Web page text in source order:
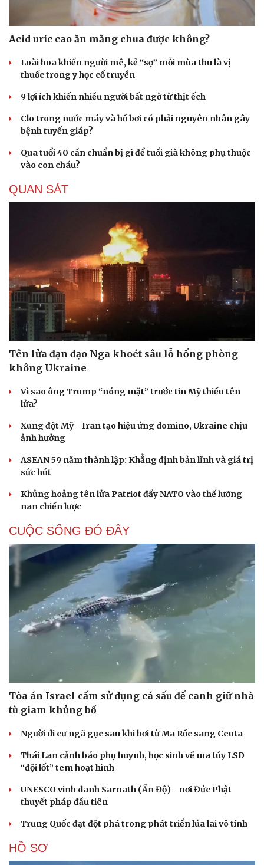
Du lịch
Tư vấn
check-in
Podcast
Cửa sổ tình yêu
Acid uric cao ăn măng chua được không?
Loài hoa khiến người mê, kẻ “sợ” mỗi mùa thu là vị
thuốc trong y học cổ truyền
9 lợi ích khiến nhiều người bất ngờ từ thịt ếch
Clo trong nước máy và hồ bơi có phải nguyên nhân gây
bệnh tuyến giáp?
Qua tuổi 40 cần chuẩn bị gì để tuổi già không phụ thuộc
vào con cháu?
QUAN SÁT
Tên lửa đạn đạo Nga khoét sâu lỗ hổng phòng
không Ukraine
Vì sao ông Trump “nóng mặt” trước tin Mỹ thiếu tên
lửa?
Xung đột Mỹ - Iran tạo hiệu ứng domino, Ukraine chịu
ảnh hưởng
ASEAN 59 năm thành lập: Khẳng định bản lĩnh và giá trị
sức hút
Khủng hoảng tên lửa Patriot đẩy NATO vào thế lưỡng
nan chiến lược
CUỘC SỐNG ĐÓ ĐÂY
Tòa án Israel cấm sử dụng cá sấu để canh giữ nhà
tù giam khủng bố
Người di cư ngã gục sau khi bơi từ Ma Rốc sang Ceuta
Thái Lan cảnh báo phụ huynh, học sinh về ma túy LSD
“đội lốt” tem hoạt hình
UNESCO vinh danh Sarnath (Ấn Độ) - nơi Đức Phật
thuyết pháp đầu tiên
Trung Quốc đạt đột phá trong phát triển lúa lai vô tính
HỒ SƠ